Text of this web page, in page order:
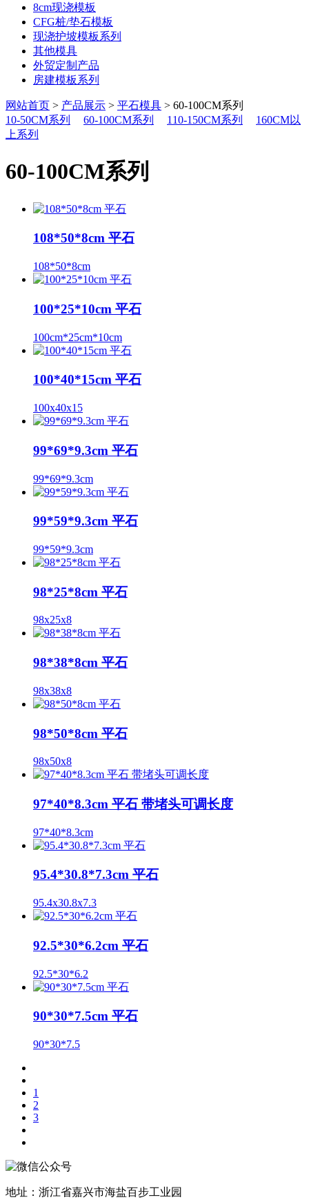
8cm现浇模板
CFG桩/垫石模板
现浇护坡模板系列
其他模具
外贸定制产品
房建模板系列
网站首页 > 产品展示 > 平石模具 > 60-100CM系列
10-50CM系列
60-100CM系列 110-150CM系列
160CM以
上系列
60-100CM系列
108*50*8cm 平石
108*50*8cm
100*25*10cm 平石
100cm*25cm*10cm
100*40*15cm 平石
100x40x15
99*69*9.3cm 平石
99*69*9.3cm
99*59*9.3cm 平石
99*59*9.3cm
98*25*8cm 平石
98x25x8
98*38*8cm 平石
98x38x8
98*50*8cm 平石
98x50x8
97*40*8.3cm 平石 带堵头可调长度
97*40*8.3cm
95.4*30.8*7.3cm 平石
95.4x30.8x7.3
92.5*30*6.2cm 平石
92.5*30*6.2
90*30*7.5cm 平石
90*30*7.5
1
2
3
地址：浙江省嘉兴市海盐百步工业园